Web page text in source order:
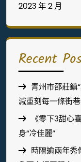
2023 年 2 月
Recent
青州市邵莊鎮
減重刻每一條街巷
《零下3甜心
身“冷佳麗”
時隔逾兩年秀